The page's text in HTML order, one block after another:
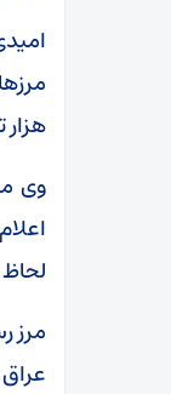
هزار تن آن به
لحاظ وزنی ۲۳۵ درصد و از نظر
مرز